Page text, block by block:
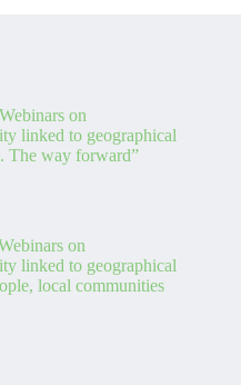
on
linked to geographical
The way forward”
on
linked to geographical
local communities